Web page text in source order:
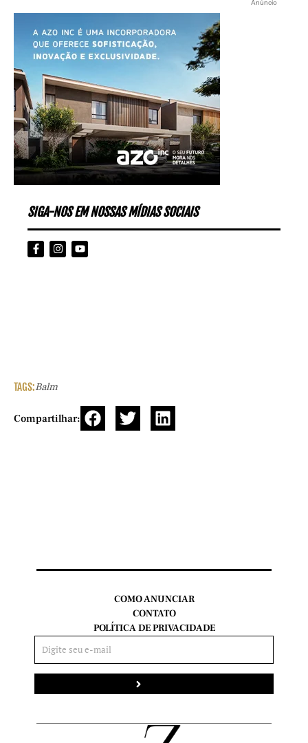
Anúncio
SIGA-NOS EM NOSSAS MÍDIAS SOCIAIS
TAGS:Balm
Compartilhar:
COMO ANUNCIAR
CONTATO
POLÍTICA DE PRIVACIDADE